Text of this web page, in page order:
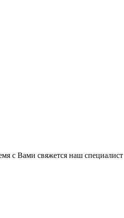
с Вами свяжется наш специалист